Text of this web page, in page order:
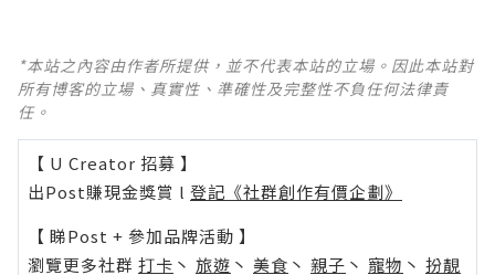
*本站之內容由作者所提供，並不代表本站的立場。因此本站對
所有博客的立場、真實性、準確性及完整性不負任何法律責
任。
【 U Creator 招募 】
出Post賺現金獎賞 l 登記《社群創作有價企劃》
【 睇Post + 參加品牌活動 】
瀏覽更多社群 打卡 丶 旅遊 丶 美食 丶 親子 丶 寵物 丶 扮靚